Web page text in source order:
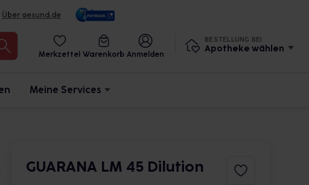
Über gesund.de
Merkzettel Warenkorb Anmelden
BESTELLUNG BEI
Apotheke wählen
Meine Services
GUARANA LM 45 Dilution